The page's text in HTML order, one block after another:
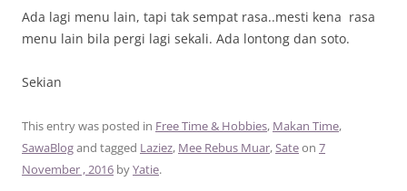
Ada lagi menu lain, tapi tak sempat rasa..mesti kena rasa
menu lain bila pergi lagi sekali. Ada lontong dan soto.
Sekian
This entry was posted in Free Time & Hobbies, Makan Time,
SawaBlogand tagged Laziez, Mee Rebus Muar,Sateon 7
November , 2016 byYatie.